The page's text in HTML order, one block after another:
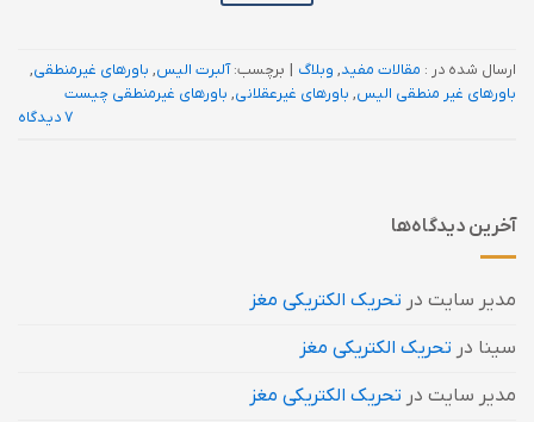
ارسال شده در : مقالات مفید, وبلاگ | برچسب:آلبرت الیس, باورهای غيرمنطقی,
باورهای غیر منطقی الیس, باورهای غیرعقلانی, باورهای غیرمنطقی چیست
7 دیدگاه
آخرین دیدگاه‌ها
مدیر سایت در تحریک الکتریکی مغز
سینا در تحریک الکتریکی مغز
مدیر سایت در تحریک الکتریکی مغز